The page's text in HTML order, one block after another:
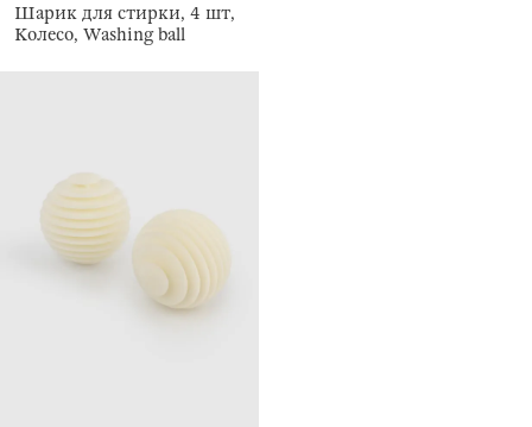
Шарик для стирки, 4 шт,
Колесо, Washing ball